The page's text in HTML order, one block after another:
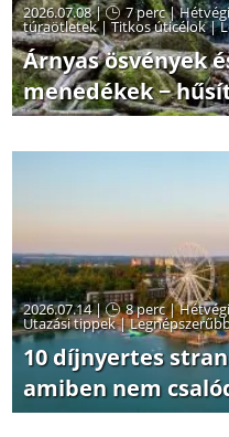
2026.07.08 | 7 perc|
túraötletek|Titkos úticélok|
Árnyas ösvények
menedékek −
2026.07.14 | 8 perc|
Utazási tippek|
10 díjnyertes
amiben nem